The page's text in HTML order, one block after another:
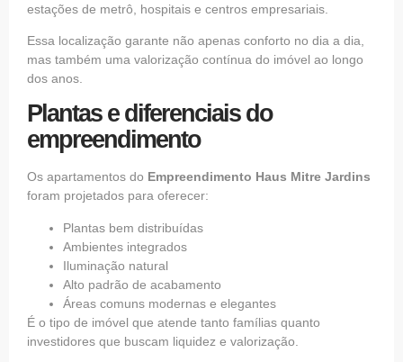
estações de metrô, hospitais e centros empresariais.
Essa localização garante não apenas conforto no dia a dia,
mas também uma valorização contínua do imóvel ao longo
dos anos.
Plantas e diferenciais do
empreendimento
Os apartamentos do Empreendimento Haus Mitre Jardins
foram projetados para oferecer:
Plantas bem distribuídas
Ambientes integrados
Iluminação natural
Alto padrão de acabamento
Áreas comuns modernas e elegantes
É o tipo de imóvel que atende tanto famílias quanto
investidores que buscam liquidez e valorização.